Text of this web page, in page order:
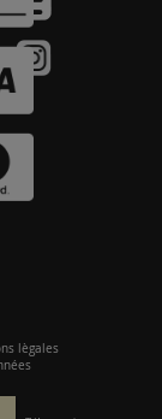
lègales